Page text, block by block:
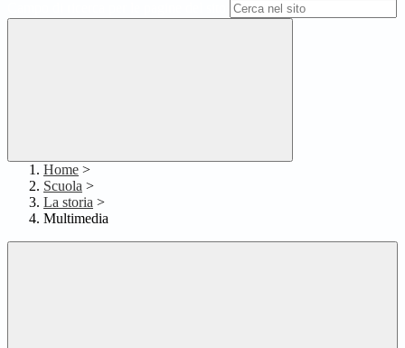
Home >
Scuola >
La storia >
Multimedia